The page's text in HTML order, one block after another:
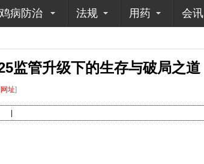
鸡病防治 法规 用药 会讯
监管升级下的生存与破局之道
址]